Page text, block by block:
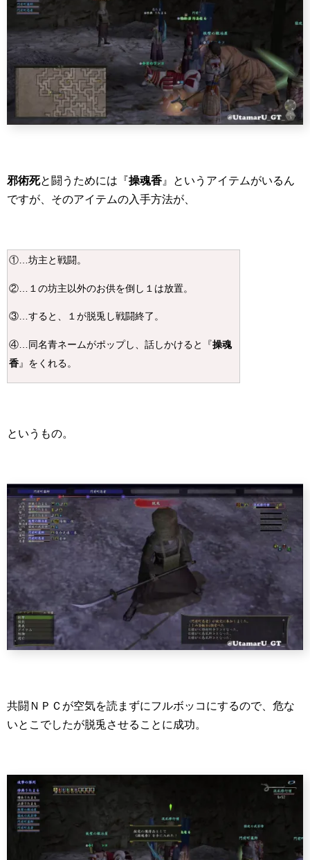
邪術死と闘うためには『操魂香 』というアイテムがいるん
ですが、そのアイテムの入手方法が、
①…坊主と戦闘。
②…１の坊主以外のお供を倒し１は放置。
③…すると、１が脱兎し戦闘終了。
④…同名青ネームがポップし、話しかけると『操魂
香 』をくれる。
というもの。
共闘ＮＰＣが空気を読まずにフルボッコにするので、危な
いとこでしたが脱兎させることに成功。